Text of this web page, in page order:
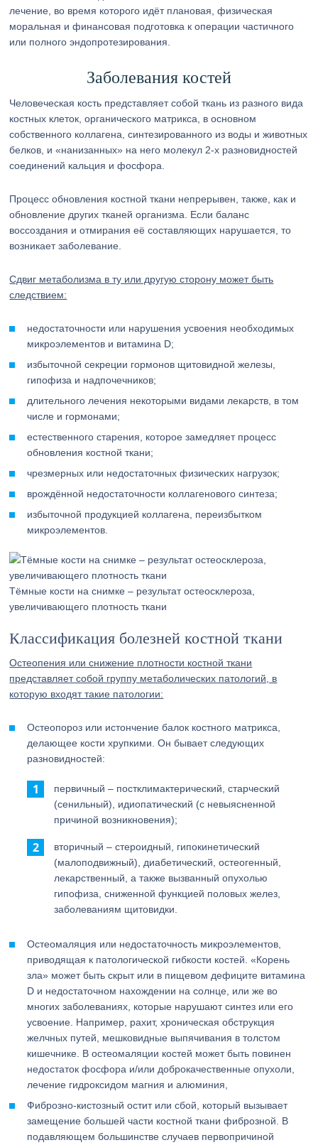
лечение, во время которого идёт плановая, физическая
моральная и финансовая подготовка к операции частичного
или полного эндопротезирования.
Заболевания костей
Человеческая кость представляет собой ткань из разного вида
костных клеток, органического матрикса, в основном
собственного коллагена, синтезированного из воды и животных
белков, и «нанизанных» на него молекул 2-х разновидностей
соединений кальция и фосфора.
Процесс обновления костной ткани непрерывен, также, как и
обновление других тканей организма. Если баланс
воссоздания и отмирания её составляющих нарушается, то
возникает заболевание.
Сдвиг метаболизма в ту или другую сторону может быть
следствием:
недостаточности или нарушения усвоения необходимых
микроэлементов и витамина D;
избыточной секреции гормонов щитовидной железы,
гипофиза и надпочечников;
длительного лечения некоторыми видами лекарств, в том
числе и гормонами;
естественного старения, которое замедляет процесс
обновления костной ткани;
чрезмерных или недостаточных физических нагрузок;
врождённой недостаточности коллагенового синтеза;
избыточной продукцией коллагена, переизбытком
микроэлементов.
Тёмные кости на снимке – результат остеосклероза,
увеличивающего плотность ткани
Классификация болезней костной ткани
Остеопения или снижение плотности костной ткани
представляет собой группу метаболических патологий, в
которую входят такие патологии:
Остеопороз или истончение балок костного матрикса,
делающее кости хрупкими. Он бывает следующих
разновидностей:
первичный – постклимактерический, старческий
(сенильный), идиопатический (с невыясненной
причиной возникновения);
вторичный – стероидный, гипокинетический
(малоподвижный), диабетический, остеогенный,
лекарственный, а также вызванный опухолью
гипофиза, сниженной функцией половых желез,
заболеваниям щитовидки.
Остеомаляция или недостаточность микроэлементов,
приводящая к патологической гибкости костей. «Корень
зла» может быть скрыт или в пищевом дефиците витамина
D и недостаточном нахождении на солнце, или же во
многих заболеваниях, которые нарушают синтез или его
усвоение. Например, рахит, хроническая обструкция
желчных путей, мешковидные выпячивания в толстом
кишечнике. В остеомаляции костей может быть повинен
недостаток фосфора и/или доброкачественные опухоли,
лечение гидроксидом магния и алюминия,
Фиброзно-кистозный остит или сбой, который вызывает
замещение большей части костной ткани фиброзной. В
подавляющем большинстве случаев первопричиной